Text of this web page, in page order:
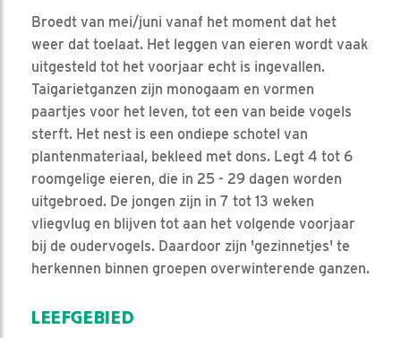
Broedt van mei/juni vanaf het moment dat het
weer dat toelaat. Het leggen van eieren wordt vaak
uitgesteld tot het voorjaar echt is ingevallen.
Taigarietganzen zijn monogaam en vormen
paartjes voor het leven, tot een van beide vogels
sterft. Het nest is een ondiepe schotel van
plantenmateriaal, bekleed met dons. Legt 4 tot 6
roomgelige eieren, die in 25 - 29 dagen worden
uitgebroed. De jongen zijn in 7 tot 13 weken
vliegvlug en blijven tot aan het volgende voorjaar
bij de oudervogels. Daardoor zijn 'gezinnetjes' te
herkennen binnen groepen overwinterende ganzen.
LEEFGEBIED